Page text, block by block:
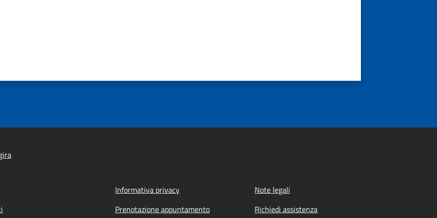
Informativa privacy
Note legali
Prenotazione appuntamento Richiedi assistenza